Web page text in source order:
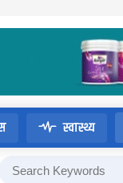
स्वास्थ्य